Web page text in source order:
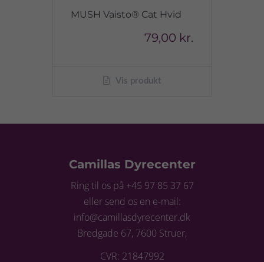
MUSH Vaisto® Cat Hvid
79,00 kr.
Vis produkt
Camillas Dyrecenter
Ring til os på +45 97 85 37 67
eller send os en e-mail:
info@camillasdyrecenter.dk
Bredgade 67, 7600 Struer,
CVR: 21847992